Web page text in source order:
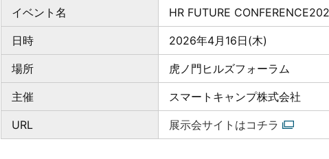
イベント名 HR FUTURE
日時 2026年4月16日(木)
場所 虎ノ門ヒルズフォーラム
主催 スマートキャンプ株式会社
URL 展示会サイトはコチラ